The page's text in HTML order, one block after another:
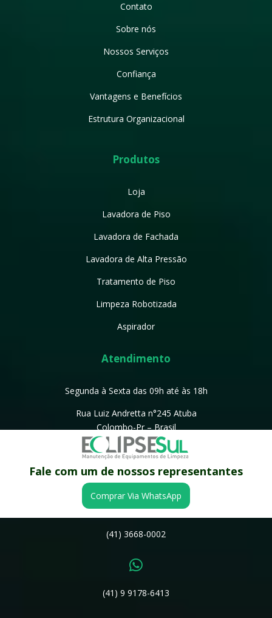
Fale com um de nossos representantes
Comprar Via WhatsApp
Contato
Sobre nós
Nossos Serviços
Confiança
Vantagens e Benefícios
Estrutura Organizacional
Produtos
Loja
Lavadora de Piso
Lavadora de Fachada
Lavadora de Alta Pressão
Tratamento de Piso
Limpeza Robotizada
Aspirador
Atendimento
Segunda à Sexta das 09h até às 18h
Rua Luiz Andretta n°245 Atuba
Colombo-Pr – Brasil
CEP: 83413-200
Fale Conosco

(41) 3668-0002

(41) 9 9178-6413